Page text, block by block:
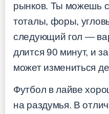
рынков. Ты можешь
тоталы, форы,
следующий гол —
длится 90 минут, и
может измениться
Футбол в лайве
на раздумья. В